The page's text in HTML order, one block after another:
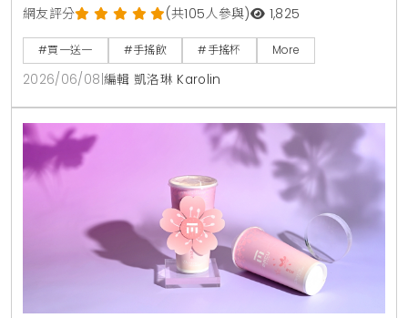
有第2杯0元買1送1優惠。另外整個6月份，foodpanda
外送平台也同步推出茉香凍奶綠、芒果綠茶、四季珍椰
青、粉角生椰拿鐵等4大品項買1送1，讓大家在炎熱夏天
不用出門也能省錢消暑。
網友評分 (共105人參與) 1,825
#買一送一 #手搖飲 #手搖杯 More
2026/06/08 編輯 凱洛琳 Karolin